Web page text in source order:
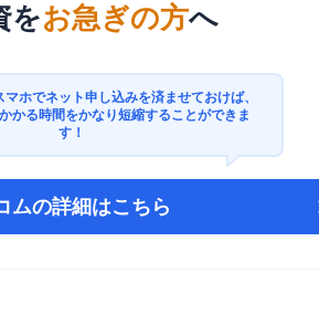
をお急ぎの方へ
ホでネット申し込みを済ませておけば、
かる時間をかなり短縮することができま
す！
ムの詳細はこちら